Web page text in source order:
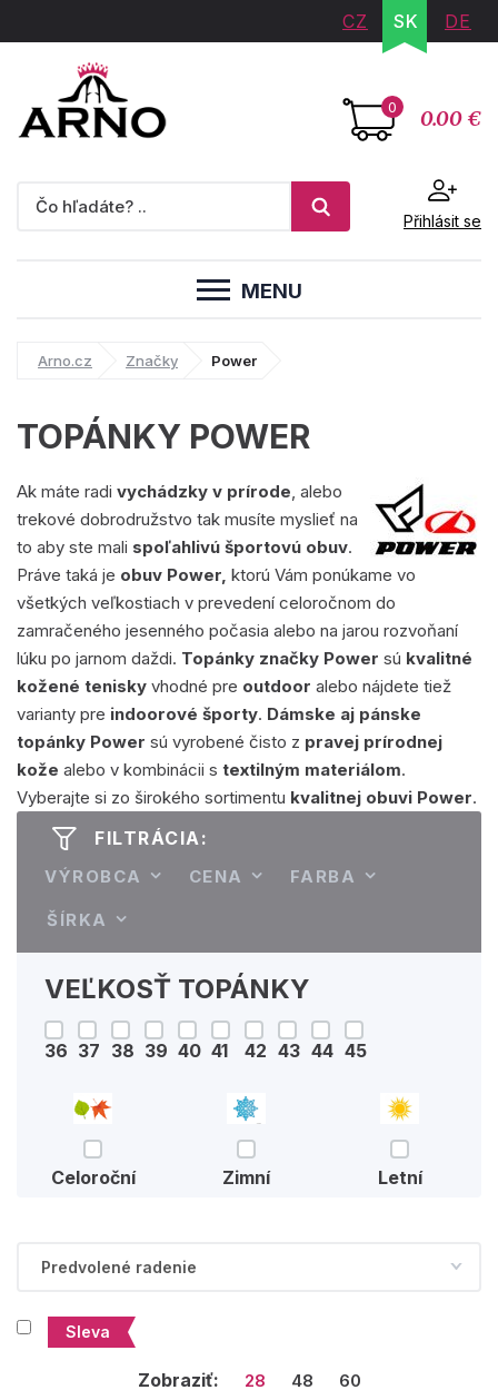
CZ SK DE
0 0.00 €
Přihlásit se
MENU
Arno.cz Značky Power
TOPÁNKY POWER
Ak máte radi vychádzky v prírode, alebo
trekové dobrodružstvo tak musíte myslieť na
to aby ste mali spoľahlivú športovú obuv.
Práve taká je obuv Power, ktorú Vám ponúkame vo
všetkých veľkostiach v prevedení celoročnom do
zamračeného jesenného počasia alebo na jarou rozvoňaní
lúku po jarnom daždi. Topánky značky Power sú kvalitné
kožené tenisky vhodné pre outdoor alebo nájdete tiež
varianty pre indoorové športy. Dámske aj pánske
topánky Power sú vyrobené čisto z pravej prírodnej
kože alebo v kombinácii s textilným materiálom.
Vyberajte si zo širokého sortimentu kvalitnej obuvi Power.
FILTRÁCIA:
VÝROBCA CENA FARBA
ŠÍRKA
VEĽKOSŤ TOPÁNKY
36 37 38 39 40 41 42 43 44 45
Celoroční Zimní Letní
Sleva
Zobraziť: 28 48 60